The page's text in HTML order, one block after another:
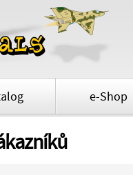
e-Shop